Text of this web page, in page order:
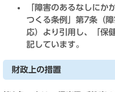
「障害のあるなしにか
つくる条例」第7条（
応）より引用し、「保
記しています。
財政上の措置